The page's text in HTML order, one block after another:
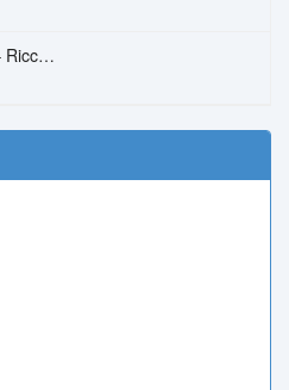
Sara Perche Ti Amo – Ricchi E Poveri